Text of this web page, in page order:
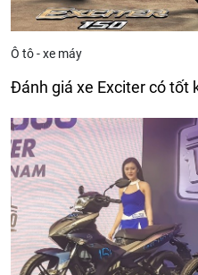
Ô tô - xe máy
Đánh giá xe Exciter có tốt